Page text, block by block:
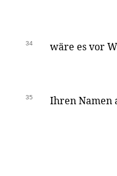
34 wäre es vor
35 Ihren Namen